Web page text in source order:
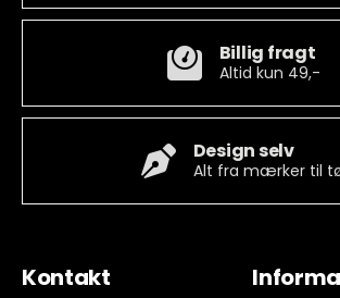
Billig fragt
Altid kun 49,-
Design selv
Alt fra mærker til
Kontakt